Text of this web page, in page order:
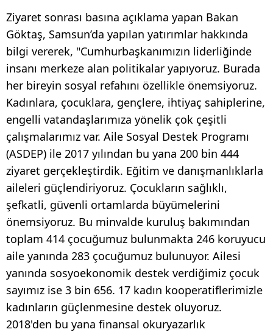
Ziyaret sonrası basına açıklama yapan Bakan
Göktaş, Samsun’da yapılan yatırımlar hakkında
bilgi vererek, "Cumhurbaşkanımızın liderliğinde
insanı merkeze alan politikalar yapıyoruz. Burada
her bireyin sosyal refahını özellikle önemsiyoruz.
Kadınlara, çocuklara, gençlere, ihtiyaç sahiplerine,
engelli vatandaşlarımıza yönelik çok çeşitli
çalışmalarımız var. Aile Sosyal Destek Programı
(ASDEP) ile 2017 yılından bu yana 200 bin 444
ziyaret gerçekleştirdik. Eğitim ve danışmanlıklarla
aileleri güçlendiriyoruz. Çocukların sağlıklı,
şefkatli, güvenli ortamlarda büyümelerini
önemsiyoruz. Bu minvalde kuruluş bakımından
toplam 414 çocuğumuz bulunmakta 246 koruyucu
aile yanında 283 çocuğumuz bulunuyor. Ailesi
yanında sosyoekonomik destek verdiğimiz çocuk
sayımız ise 3 bin 656. 17 kadın kooperatiflerimizle
kadınların güçlenmesine destek oluyoruz.
2018'den bu yana finansal okuryazarlık